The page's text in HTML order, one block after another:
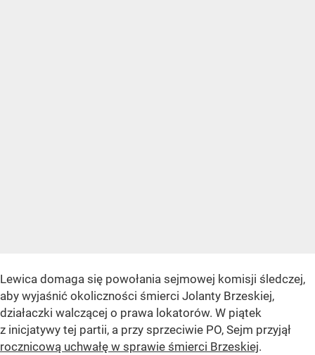
Lewica domaga się powołania sejmowej komisji śledczej,
aby wyjaśnić okoliczności śmierci Jolanty Brzeskiej,
działaczki walczącej o prawa lokatorów. W piątek
z inicjatywy tej partii, a przy sprzeciwie PO, Sejm przyjął
rocznicową uchwałę w sprawie śmierci Brzeskiej.